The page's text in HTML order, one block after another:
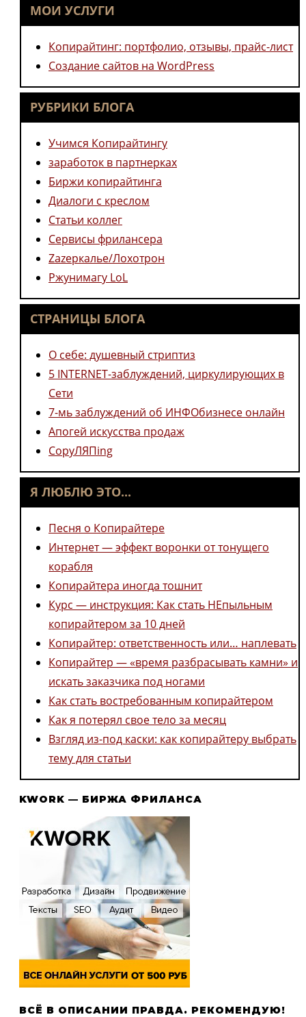
поиска.
МОИ УСЛУГИ
Копирайтинг: портфолио, отзывы, прайс-лист
Создание сайтов на WordPress
РУБРИКИ БЛОГА
Учимся Копирайтингу
заработок в партнерках
Биржи копирайтинга
Диалоги с креслом
Статьи коллег
Сервисы фрилансера
Zazеркалье/Лохотрон
Ржунимагу LoL
СТРАНИЦЫ БЛОГА
О себе: душевный стриптиз
5 INTERNET-заблуждений, циркулирующих в
Сети
7-мь заблуждений об ИНФОбизнесе онлайн
Апогей искусства продаж
CopyЛЯПing
Я ЛЮБЛЮ ЭТО...
Песня о Копирайтере
Интернет — эффект воронки от тонущего
корабля
Копирайтера иногда тошнит
Курс — инструкция: Как стать НЕпыльным
копирайтером за 10 дней
Копирайтер: ответственность или… наплевать
Копирайтер — «время разбрасывать камни» и
искать заказчика под ногами
Как стать востребованным копирайтером
Как я потерял свое тело за месяц
Взгляд из-под каски: как копирайтеру выбрать
тему для статьи
KWORK — БИРЖА ФРИЛАНСА
ВСЁ В ОПИСАНИИ ПРАВДА. РЕКОМЕНДУЮ!